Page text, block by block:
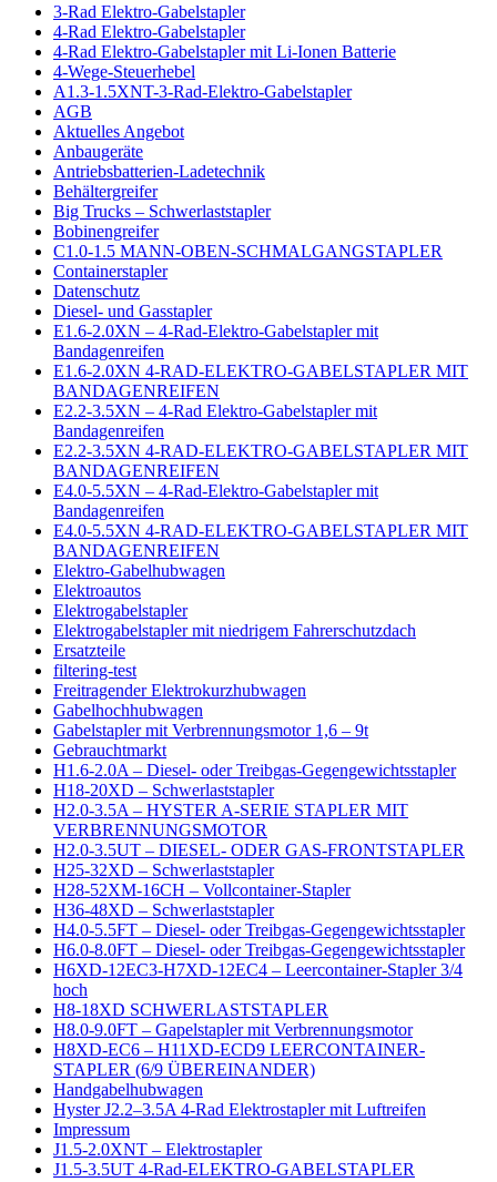
3-Rad Elektro-Gabelstapler
4-Rad Elektro-Gabelstapler
4-Rad Elektro-Gabelstapler mit Li-Ionen Batterie
4-Wege-Steuerhebel
A1.3-1.5XNT-3-Rad-Elektro-Gabelstapler
AGB
Aktuelles Angebot
Anbaugeräte
Antriebsbatterien-Ladetechnik
Behältergreifer
Big Trucks – Schwerlaststapler
Bobinengreifer
C1.0-1.5 MANN-OBEN-SCHMALGANGSTAPLER
Containerstapler
Datenschutz
Diesel- und Gasstapler
E1.6-2.0XN – 4-Rad-Elektro-Gabelstapler mit
Bandagenreifen
E1.6-2.0XN 4-RAD-ELEKTRO-GABELSTAPLER MIT
BANDAGENREIFEN
E2.2-3.5XN – 4-Rad Elektro-Gabelstapler mit
Bandagenreifen
E2.2-3.5XN 4-RAD-ELEKTRO-GABELSTAPLER MIT
BANDAGENREIFEN
E4.0-5.5XN – 4-Rad-Elektro-Gabelstapler mit
Bandagenreifen
E4.0-5.5XN 4-RAD-ELEKTRO-GABELSTAPLER MIT
BANDAGENREIFEN
Elektro-Gabelhubwagen
Elektroautos
Elektrogabelstapler
Elektrogabelstapler mit niedrigem Fahrerschutzdach
Ersatzteile
filtering-test
Freitragender Elektrokurzhubwagen
Gabelhochhubwagen
Gabelstapler mit Verbrennungsmotor 1,6 – 9t
Gebrauchtmarkt
H1.6-2.0A – Diesel- oder Treibgas-Gegengewichtsstapler
H18-20XD – Schwerlaststapler
H2.0-3.5A – HYSTER A-SERIE STAPLER MIT
VERBRENNUNGSMOTOR
H2.0-3.5UT – DIESEL- ODER GAS-FRONTSTAPLER
H25-32XD – Schwerlaststapler
H28-52XM-16CH – Vollcontainer-Stapler
H36-48XD – Schwerlaststapler
H4.0-5.5FT – Diesel- oder Treibgas-Gegengewichtsstapler
H6.0-8.0FT – Diesel- oder Treibgas-Gegengewichtsstapler
H6XD-12EC3-H7XD-12EC4 – Leercontainer-Stapler 3/4
hoch
H8-18XD SCHWERLASTSTAPLER
H8.0-9.0FT – Gapelstapler mit Verbrennungsmotor
H8XD-EC6 – H11XD-ECD9 LEERCONTAINER-
STAPLER (6/9 ÜBEREINANDER)
Handgabelhubwagen
Hyster J2.2–3.5A 4-Rad Elektrostapler mit Luftreifen
Impressum
J1.5-2.0XNT – Elektrostapler
J1.5-3.5UT 4-Rad-ELEKTRO-GABELSTAPLER